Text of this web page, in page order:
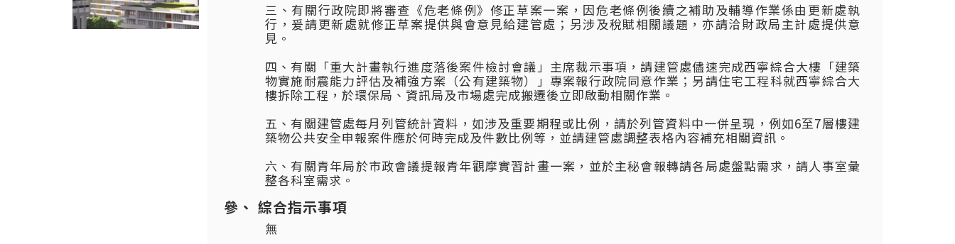
三、有關行政院即將審查《危老條例》修正草案一案，因危老條例後續之補助及輔導作業係由更新處執
行，爰請更新處就修正草案提供與會意見給建管處；另涉及稅賦相關議題，亦請洽財政局主計處提供意
見。
四、有關「重大計畫執行進度落後案件檢討會議」主席裁示事項，請建管處儘速完成西寧綜合大樓「建築
物實施耐震能力評估及補強方案（公有建築物）」專案報行政院同意作業；另請住宅工程科就西寧綜合大
樓拆除工程，於環保局、資訊局及市場處完成搬遷後立即啟動相關作業。
五、有關建管處每月列管統計資料，如涉及重要期程或比例，請於列管資料中一併呈現，例如6至7層樓建
築物公共安全申報案件應於何時完成及件數比例等，並請建管處調整表格內容補充相關資訊。
六、有關青年局於市政會議提報青年觀摩實習計畫一案，並於主秘會報轉請各局處盤點需求，請人事室彙
整各科室需求。
綜合指示事項
無